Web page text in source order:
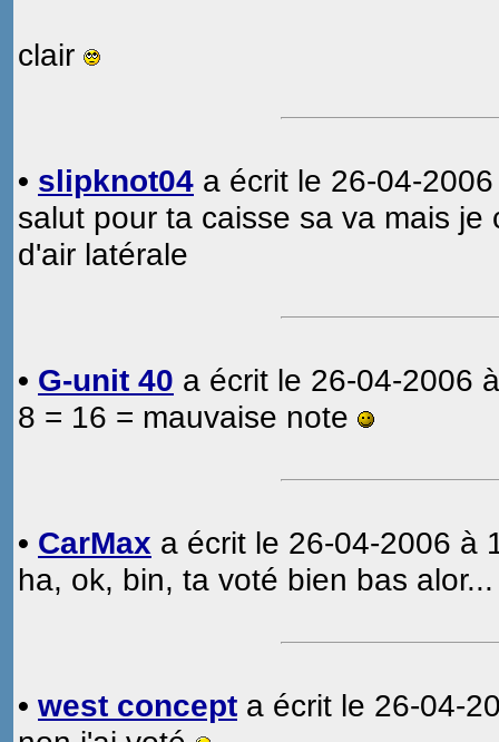
clair
• slipknot04 a écrit le 26-04-
salut pour ta caisse sa va mais
d'air latérale
• G-unit 40 a écrit le 26-04-2006
8 = 16 = mauvaise note
• CarMax a écrit le 26-04-2006 à
ha, ok, bin, ta voté bien bas alor...
• west concept a écrit le 26-04-